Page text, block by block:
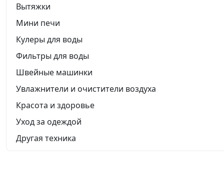
Вытяжки
Мини печи
Кулеры для воды
Фильтры для воды
Швейные машинки
Увлажнители и очистители воздуха
Красота и здоровье
Уход за одеждой
Другая техника